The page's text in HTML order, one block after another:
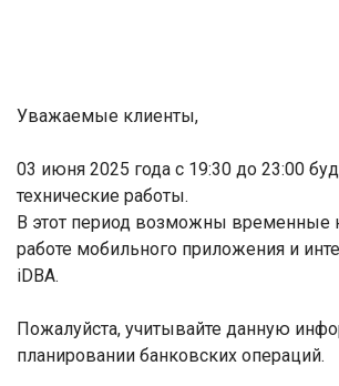
Уважаемые клиенты,
03 июня 2025 года с 19:30 до 23:00
технические работы.
В этот период возможны временные
работе мобильного приложения и
iDBA.
Пожалуйста, учитывайте данную
планировании банковских операций.